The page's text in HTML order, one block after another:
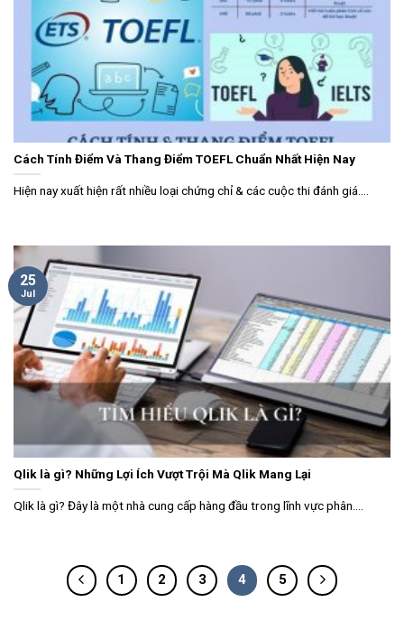
Cách Tính Điểm Và Thang Điểm TOEFL Chuẩn Nhất Hiện Nay
Hiện nay xuất hiện rất nhiều loại chứng chỉ & các cuộc thi đánh giá....
Qlik là gì? Những Lợi Ích Vượt Trội Mà Qlik Mang Lại
Qlik là gì? Đây là một nhà cung cấp hàng đầu trong lĩnh vực phân....
25
Jul
1 2 3 4 5